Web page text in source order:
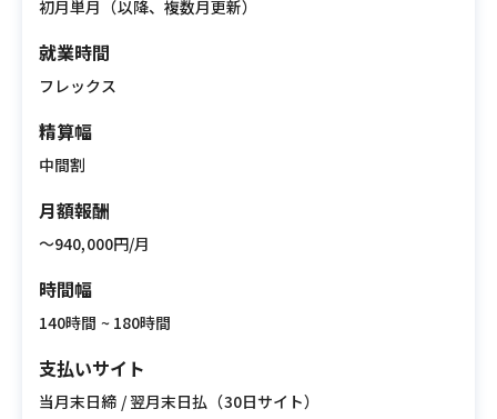
初月単月（以降、複数月更新）
就業時間
フレックス
精算幅
中間割
月額報酬
〜940,000円/月
時間幅
140時間 ~ 180時間
支払いサイト
当月末日締 / 翌月末日払（30日サイト）